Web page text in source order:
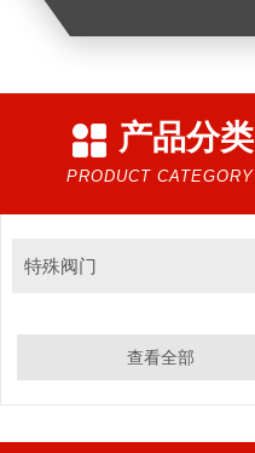
产品分类
PRODUCT CATEGORY
特殊阀门
查看全部